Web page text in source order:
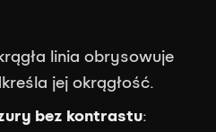
linia obrysowuje
jej okrągłość.
bez kontrastu: